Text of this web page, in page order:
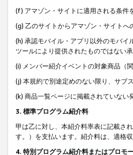
(f) アマゾン・サイトに適用される条件
(g) 乙のサイトからアマゾン・サイト
(h) 承認モバイル・アプリ以外のモバ
ツールにより提供されたものではない
(i) メンバー紹介イベントの対象商品（
(j) 本規約で別途定めのない限り、サブ
(k) 商品一覧ページに掲載されていない
3. 標準プログラム紹介料
甲は乙に対し、本紹介料率表に記載さ
す。）を支払います。紹介料は、適格
4. 特別プログラム紹介料またはプロモ